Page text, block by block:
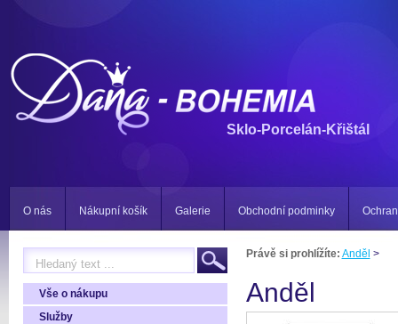
Sklo-Porcelán-Křištál
O nás Nákupní košík Galerie Obchodní podminky
Vše o nákupu
Služby
Právě si prohlížíte: Anděl >
Anděl